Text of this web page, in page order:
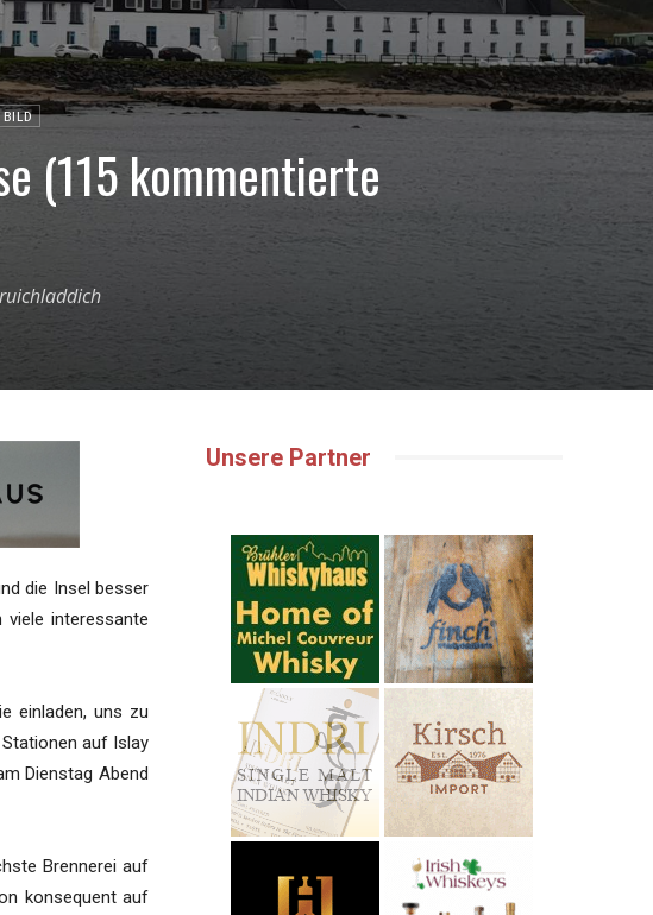
(115 kommentierte
die Insel besser
viele interessante
einladen, uns zu
auf Islay
Dienstag Abend
Brennerei auf
konsequent auf
Unsere Partner